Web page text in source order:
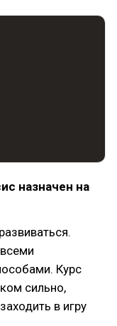
назначен на
Курс
сильно,
в игру